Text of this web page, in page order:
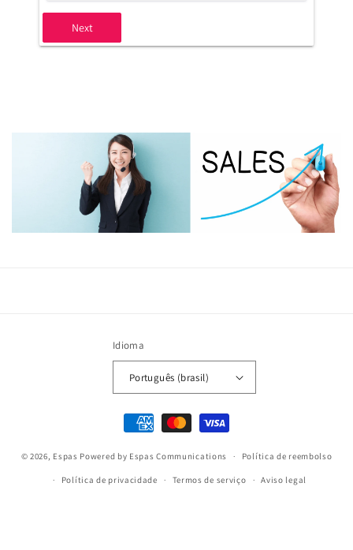
Next
Idioma
Português (brasil)
Formas
de
pagamento
© 2026, Espas Powered by Espas Communications Política de reembolso
Política de privacidade Termos de serviço Aviso legal